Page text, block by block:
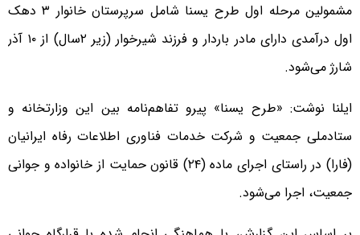
مشمولین مرحله اول طرح یسنا شامل سرپرستان خانوار ۳ دهک
اول درآمدی دارای مادر باردار و فرزند شیرخوار (زیر ۲سال) از ۱۰ آذر
شارژ می‌شود.
ایلنا نوشت: «طرح یسنا» پیرو تفاهم‌نامه بین این وزارتخانه و
ستادملی جمعیت و شرکت خدمات فناوری اطلاعات رفاه ایرانیان
(فارا) در راستای اجرای ماده (۲۴) قانون حمایت از خانواده و جوانی
جمعیت، اجرا می‌شود.